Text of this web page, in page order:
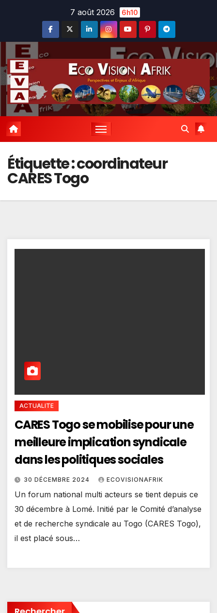
7 août 2026 6h10
Étiquette :coordinateur
CARES Togo
ACTUALITE
CARES Togo se mobilise pour une
meilleure implication syndicale
dans les politiques sociales
30 DÉCEMBRE 2024 ECOVISIONAFRIK
Un forum national multi acteurs se tient depuis ce
30 décembre à Lomé. Initié par le Comité d’analyse
et de recherche syndicale au Togo (CARES Togo),
il est placé sous…